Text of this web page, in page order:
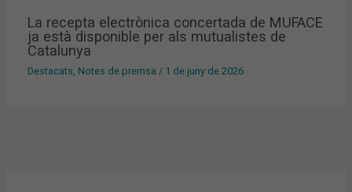
La recepta electrònica concertada de MUFACE
ja està disponible per als mutualistes de
Catalunya
Destacats Notes de premsa / 1 de juny de 2026